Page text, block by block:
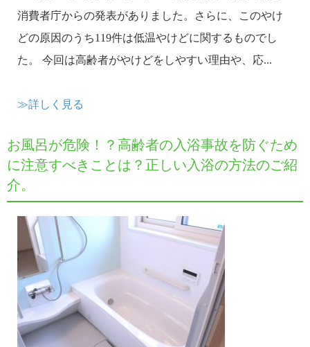
消費者庁からの発表がありました。さらに、このやけ
どの原因のうち119件は低温やけどに関するものでし
た。 今回は高齢者がやけどをしやすい理由や、応...
≫詳しく見る
お風呂が危険！？高齢者の入浴事故を防ぐため
に注意すべきことは？正しい入浴の方法のご紹
介。